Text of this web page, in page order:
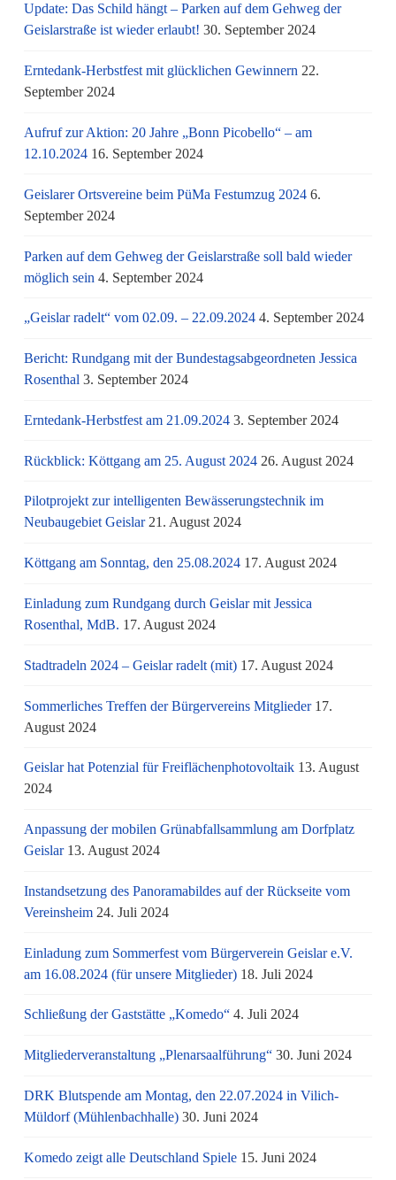
Update: Das Schild hängt – Parken auf dem Gehweg der
Geislarstraße ist wieder erlaubt! 30. September 2024
Erntedank-Herbstfest mit glücklichen Gewinnern 22.
September 2024
Aufruf zur Aktion: 20 Jahre „Bonn Picobello“ – am
12.10.2024 16. September 2024
Geislarer Ortsvereine beim PüMa Festumzug 2024 6.
September 2024
Parken auf dem Gehweg der Geislarstraße soll bald wieder
möglich sein 4. September 2024
„Geislar radelt“ vom 02.09. – 22.09.2024 4. September 2024
Bericht: Rundgang mit der Bundestagsabgeordneten Jessica
Rosenthal 3. September 2024
Erntedank-Herbstfest am 21.09.2024 3. September 2024
Rückblick: Köttgang am 25. August 2024 26. August 2024
Pilotprojekt zur intelligenten Bewässerungstechnik im
Neubaugebiet Geislar 21. August 2024
Köttgang am Sonntag, den 25.08.2024 17. August 2024
Einladung zum Rundgang durch Geislar mit Jessica
Rosenthal, MdB. 17. August 2024
Stadtradeln 2024 – Geislar radelt (mit) 17. August 2024
Sommerliches Treffen der Bürgervereins Mitglieder 17.
August 2024
Geislar hat Potenzial für Freiflächenphotovoltaik 13. August
2024
Anpassung der mobilen Grünabfallsammlung am Dorfplatz
Geislar 13. August 2024
Instandsetzung des Panoramabildes auf der Rückseite vom
Vereinsheim 24. Juli 2024
Einladung zum Sommerfest vom Bürgerverein Geislar e.V.
am 16.08.2024 (für unsere Mitglieder) 18. Juli 2024
Schließung der Gaststätte „Komedo“ 4. Juli 2024
Mitgliederveranstaltung „Plenarsaalführung“ 30. Juni 2024
DRK Blutspende am Montag, den 22.07.2024 in Vilich-
Müldorf (Mühlenbachhalle) 30. Juni 2024
Komedo zeigt alle Deutschland Spiele 15. Juni 2024